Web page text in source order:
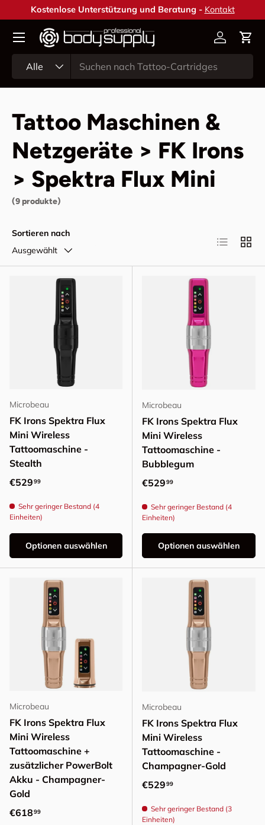
Direkt zum Inhalt
Kostenlose Unterstützung und Beratung - Kontakt
Alle
Konto
Tattoo Maschinen &
Netzgeräte > FK Irons
> Spektra Flux Mini
(9 produkte)
Sortieren nach
Ausgewählt
Microbeau
FK Irons Spektra Flux
Mini Wireless
Tattoomaschine -
Stealth
Normaler Preis
€52999
Sehr geringer Bestand (4
Einheiten)
Optionen auswählen
Microbeau
FK Irons Spektra Flux
Mini Wireless
Tattoomaschine -
Bubblegum
Normaler Preis
€52999
Sehr geringer Bestand (4
Einheiten)
Optionen auswählen
Microbeau
FK Irons Spektra Flux
Mini Wireless
Tattoomaschine +
zusätzlicher PowerBolt
Akku - Champagner-
Gold
Normaler Preis
€61899
Microbeau
FK Irons Spektra Flux
Mini Wireless
Tattoomaschine -
Champagner-Gold
Normaler Preis
€52999
Sehr geringer Bestand (3
Einheiten)